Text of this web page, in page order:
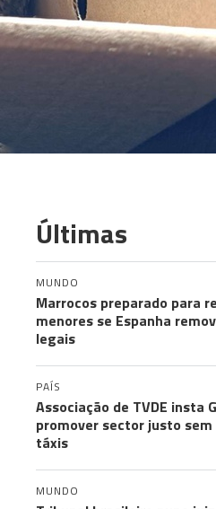
Últimas
MUNDO
Marrocos preparado para
menores se Espanha
legais
PAÍS
Associação de TVDE insta
promover sector justo
táxis
MUNDO